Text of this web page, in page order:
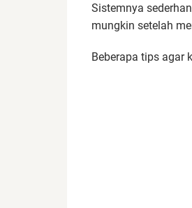
Sistemnya
mungkin setelah
Beberapa tips agar